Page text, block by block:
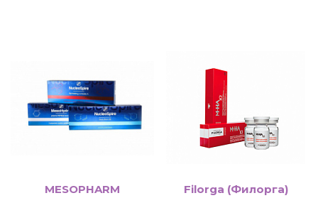
MESOPHARM Filorga (Филорга)